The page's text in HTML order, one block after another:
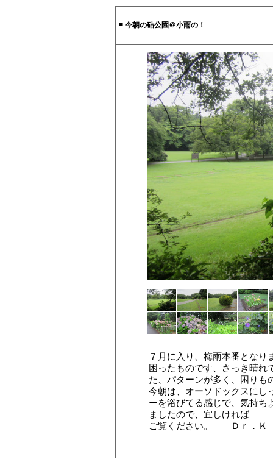
■ 今朝の砧公園＠小雨の！
７月に入り、梅雨本番とな
困ったものです、さっき晴れ
た、パターンが多く、困りも
今朝は、オーソドックスにし
ーを浴びてる感じで、気持ち
ましたので、宜しければ
ご覧ください。 Ｄｒ．Ｋ